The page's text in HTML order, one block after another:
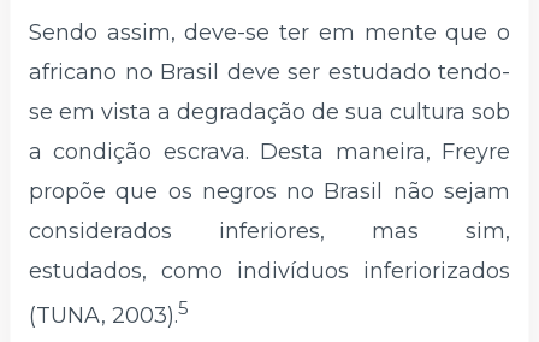
Sendo assim, deve-se ter em mente que o
africano no Brasil deve ser estudado tendo-
se em vista a degradação de sua cultura sob
a condição escrava. Desta maneira, Freyre
propõe que os negros no Brasil não sejam
considerados inferiores, mas sim,
estudados, como indivíduos inferiorizados
(TUNA, 2003).5